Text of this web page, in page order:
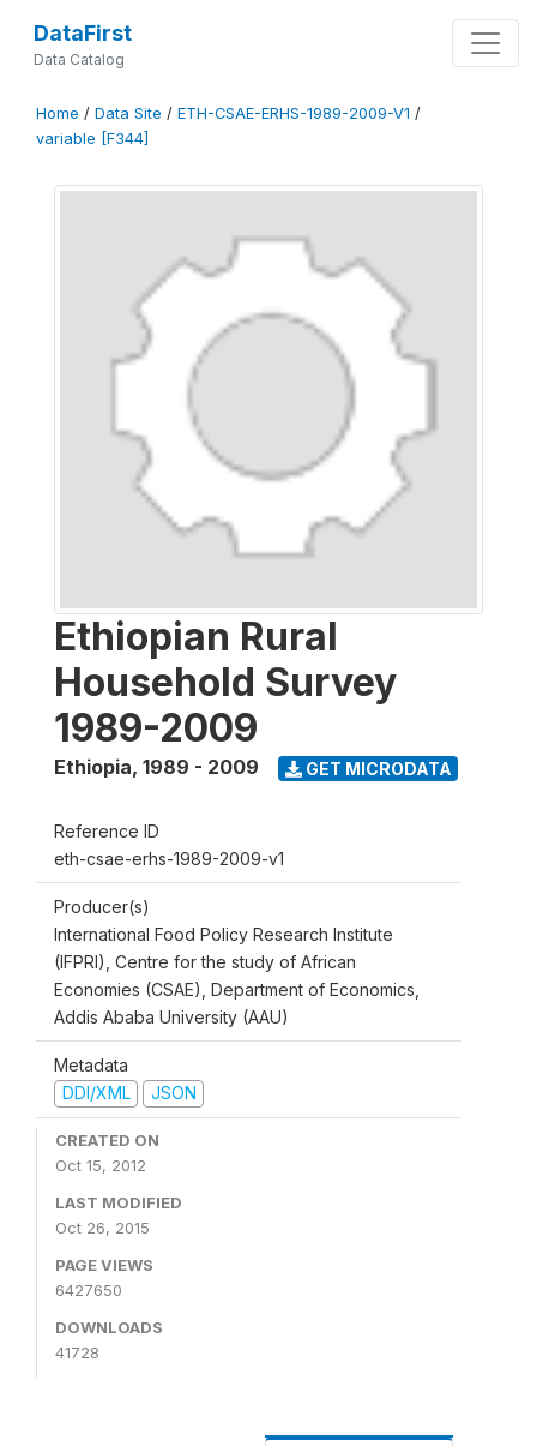
DataFirst
Data Catalog
Home / Data Site / ETH-CSAE-ERHS-1989-2009-V1 /
variable [F344]
Ethiopian Rural
Household Survey
1989-2009
Ethiopia, 1989 - 2009 GET MICRODATA
Reference ID
eth-csae-erhs-1989-2009-v1
Producer(s)
International Food Policy Research Institute
(IFPRI), Centre for the study of African
Economies (CSAE), Department of Economics,
Addis Ababa University (AAU)
Metadata
DDI/XML
JSON
CREATED ON
Oct 15, 2012
LAST MODIFIED
Oct 26, 2015
PAGE VIEWS
6427650
DOWNLOADS
41728